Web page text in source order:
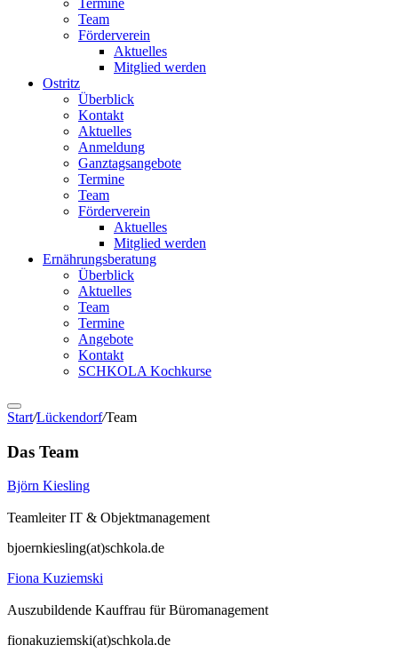
Team
Förderverein
Aktuelles
Mitglied werden
Ostritz
Überblick
Kontakt
Aktuelles
Anmeldung
Ganztagsangebote
Termine
Team
Förderverein
Aktuelles
Mitglied werden
Ernährungsberatung
Überblick
Aktuelles
Team
Termine
Angebote
Kontakt
SCHKOLA Kochkurse
Start/Lückendorf/Team
Das Team
Björn Kiesling
Teamleiter IT & Objektmanagement
bjoernkiesling(at)schkola.de
Fiona Kuziemski
Auszubildende Kauffrau für Büromanagement
fionakuziemski(at)schkola.de